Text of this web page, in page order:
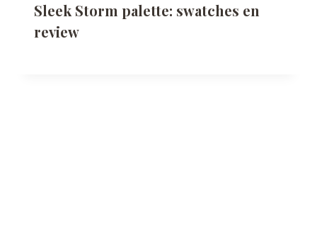
Sleek Storm palette: swatches en
review